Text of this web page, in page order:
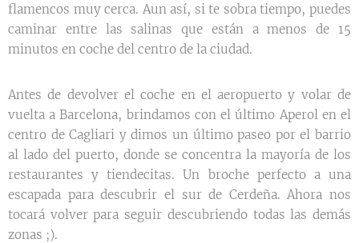
flamencos muy cerca. Aun así, si te sobra tiempo, puedes
caminar entre las salinas que están a menos de 15
minutos en coche del centro de la ciudad.
Antes de devolver el coche en el aeropuerto y volar de
vuelta a Barcelona, brindamos con el último Aperol en el
centro de Cagliari y dimos un último paseo por el barrio
al lado del puerto, donde se concentra la mayoría de los
restaurantes y tiendecitas. Un broche perfecto a una
escapada para descubrir el sur de Cerdeña. Ahora nos
tocará volver para seguir descubriendo todas las demás
zonas ;).